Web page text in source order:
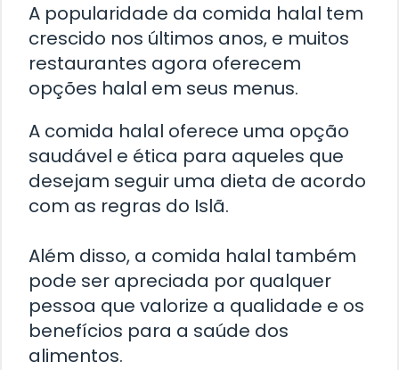
A popularidade da comida halal tem
crescido nos últimos anos, e muitos
restaurantes agora oferecem
opções halal em seus menus.
A comida halal oferece uma opção
saudável e ética para aqueles que
desejam seguir uma dieta de acordo
com as regras do Islã.
Além disso, a comida halal também
pode ser apreciada por qualquer
pessoa que valorize a qualidade e os
benefícios para a saúde dos
alimentos.